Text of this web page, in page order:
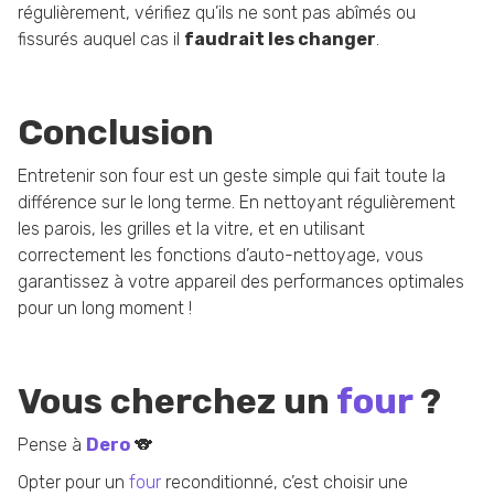
régulièrement, vérifiez qu’ils ne sont pas abîmés ou
fissurés auquel cas il faudrait les changer.
Conclusion
Entretenir son four est un geste simple qui fait toute la
différence sur le long terme. En nettoyant régulièrement
les parois, les grilles et la vitre, et en utilisant
correctement les fonctions d’auto-nettoyage, vous
garantissez à votre appareil des performances optimales
pour un long moment !
Vous cherchez un four?
Pense à Dero 🐨
Opter pour un four reconditionné, c’est choisir une